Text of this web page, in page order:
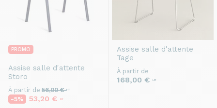
PROMO
Assise salle d'attente
Storo
À partir de 56,00 €HT
-5% 53,20 € HT
Assise salle d'attente
Tage
À partir de
168,00 € HT